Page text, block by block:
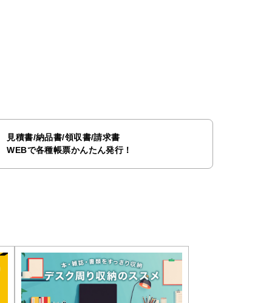
見積書/納品書/領収書/請求書
WEBで各種帳票かんたん発行！